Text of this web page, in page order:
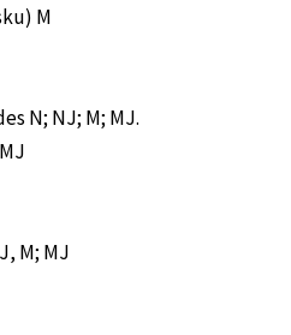
M
N; NJ; M; MJ.
M; MJ